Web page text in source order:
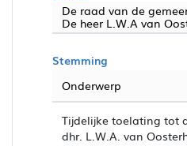
De raad van de
De heer L.W.A van
Stemming
Onderwerp
Tijdelijke toelating tot
dhr. L.W.A. van